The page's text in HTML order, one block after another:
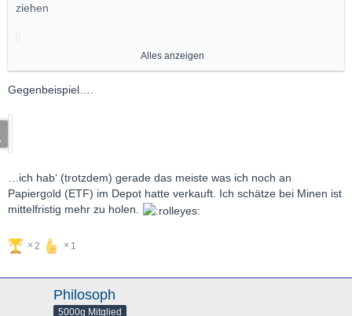
ziehen
Und es war im Chart... der magische Deckel bei 2000. Klar sieht
Alles anzeigen
Gegenbeispiel….
…ich hab‘ (trotzdem) gerade das meiste was ich noch an
Papiergold (ETF) im Depot hatte verkauft. Ich schätze bei Minen ist
mittelfristig mehr zu holen.
2 1
Philosoph
5000g Mitglied